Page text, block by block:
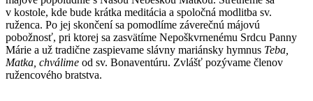
v kostole, kde bude krátka meditácia a spoločná modlitba sv.
ruženca. Po jej skončení sa pomodlíme záverečnú májovú
pobožnosť, pri ktorej sa zasvätíme Nepoškvrnenému Srdcu Panny
Márie a už tradične zaspievame slávny mariánsky hymnus Teba,
Matka, chválime od sv. Bonaventúru. Zvlášť pozývame členov
ružencového bratstva.